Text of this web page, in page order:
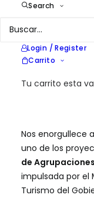
Search
Login / Register
Carrito
Tu carrito esta
de 2024
Nos enorgullece
uno de los
de
impulsada por el
Turismo del